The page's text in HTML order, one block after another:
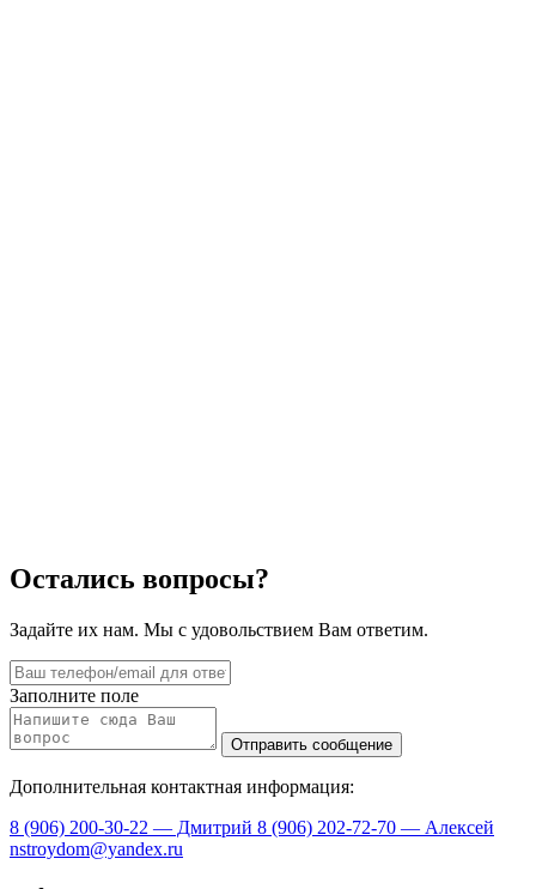
Остались вопросы?
Задайте их нам. Мы с удовольствием Вам ответим.
Заполните поле
Дополнительная контактная информация:
8 (906) 200-30-22 — Дмитрий 8 (906) 202-72-70 — Алексей
nstroydom@yandex.ru